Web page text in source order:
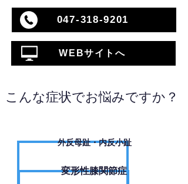
047-318-9201
WEBサイトへ
こんな症状でお悩みですか？
外反母趾・内反小趾
変形性膝関節症